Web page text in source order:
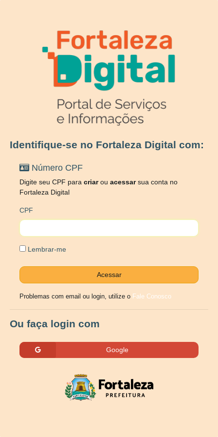
Identifique-se no Fortaleza Digital com:
Número CPF
Digite seu CPF para criarou acessarsua conta no
Fortaleza Digital
CPF
Lembrar-me
Problemas com email ou login, utilize o Fale Conosco
Ou faça login com
Google